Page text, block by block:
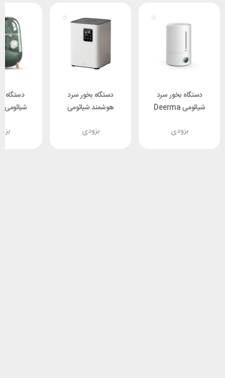
دستگاه بخور سرد
شیائومی Deerma
بزودی
دستگاه بخور سرد
هوشمند شیائومی
ظرفیت 4.8 لیتر
بزودی
دستگاه